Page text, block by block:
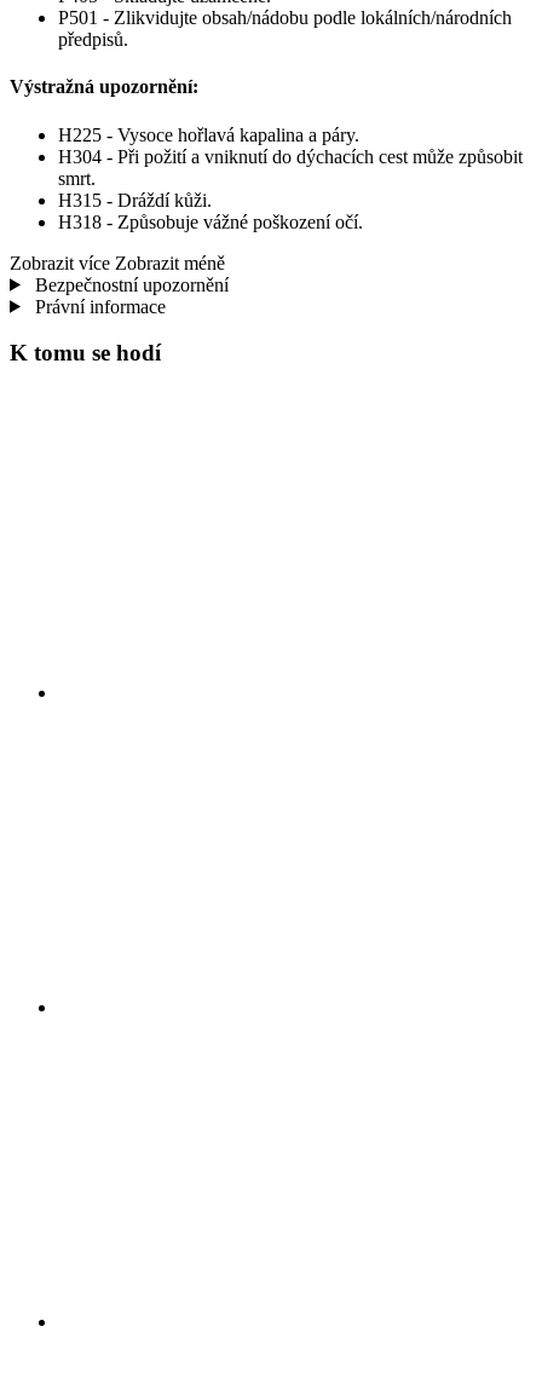
P501 - Zlikvidujte obsah/nádobu podle lokálních/národních
předpisů.
Výstražná upozornění:
H225 - Vysoce hořlavá kapalina a páry.
H304 - Při požití a vniknutí do dýchacích cest může způsobit
smrt.
H315 - Dráždí kůži.
H318 - Způsobuje vážné poškození očí.
Zobrazit více Zobrazit méně
Bezpečnostní upozornění
Právní informace
K tomu se hodí